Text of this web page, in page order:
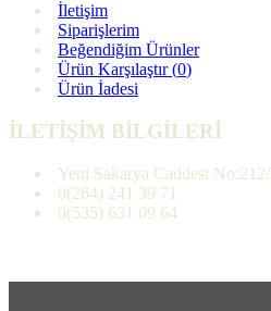
İletişim
Siparişlerim
Beğendiğim Ürünler
Ürün Karşılaştır (0)
Ürün İadesi
İLETİŞİM BİLGİLERİ
Yeni Sakarya Caddesi
0(264) 241 39 71
0(535) 631 09 64